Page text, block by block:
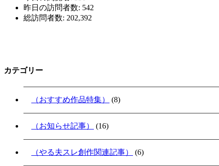
昨日の訪問者数: 542
総訪問者数: 202,392
カテゴリー
（おすすめ作品特集） (8)
（お知らせ記事） (16)
（やる夫スレ創作関連記事） (6)